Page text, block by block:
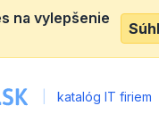
na vylepšenie
katalóg IT firiem